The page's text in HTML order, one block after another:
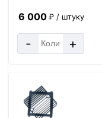
6 000₽ / штуку
- +